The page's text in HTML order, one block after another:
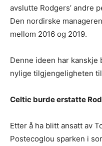
avslutte Rodgers’ andre
Den nordirske
mellom 2016 og 2019.
Denne ideen har
nylige tilgjengeligheten
Celtic burde erstatte
Etter å ha blitt ansatt av
Postecoglou sparken i